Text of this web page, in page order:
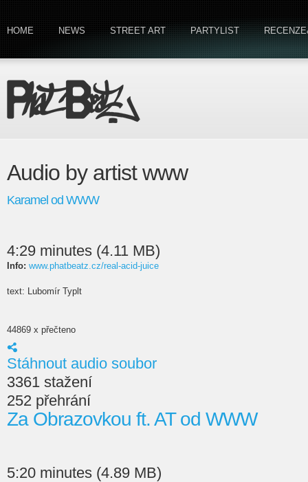
HOME NEWS STREET ART PARTYLIST
Audio by artist www
Karamel od WWW
4:29 minutes (4.11 MB)
Info: www.phatbeatz.cz/real-acid-juice
text: Lubomír Typlt
44869 x přečteno
Stáhnout audio soubor
3361 stažení
252 přehrání
Za Obrazovkou ft. AT od WWW
5:20 minutes (4.89 MB)